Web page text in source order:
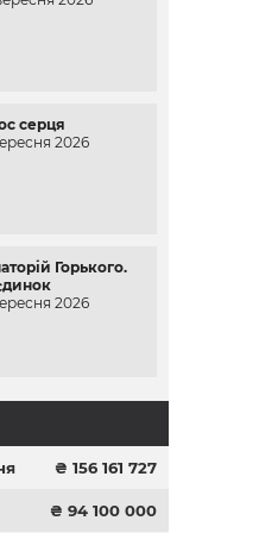
серця
2026
Горького.
2026
₴ 156 161 727
₴ 94 100 000